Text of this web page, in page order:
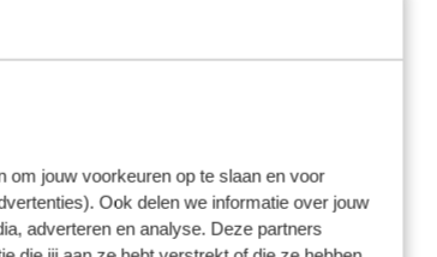
om jouw voorkeuren op te slaan en voor
Ook delen we informatie over jouw
adverteren en analyse. Deze partners
OutFront
hub
RackLock
seat